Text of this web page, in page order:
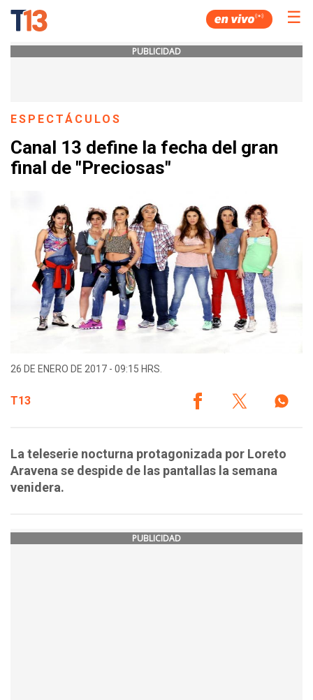
☰
PUBLICIDAD
ESPECTÁCULOS
Canal 13 define la fecha del gran
final de "Preciosas"
26 DE ENERO DE 2017 - 09:15 HRS.
T13
La teleserie nocturna protagonizada por Loreto
Aravena se despide de las pantallas la semana
venidera.
PUBLICIDAD